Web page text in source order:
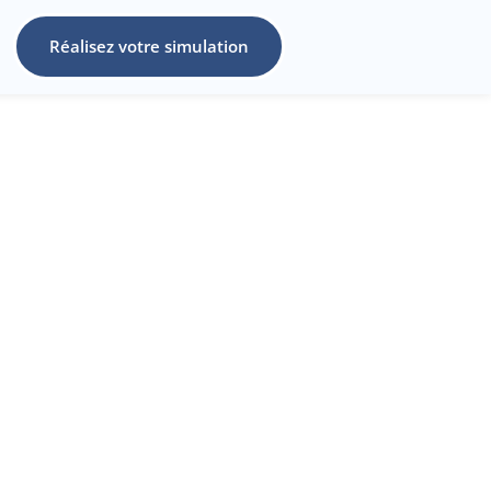
Réalisez votre simulation